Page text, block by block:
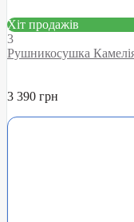
Хіт продажів
3
Рушникосушка
3 390 грн